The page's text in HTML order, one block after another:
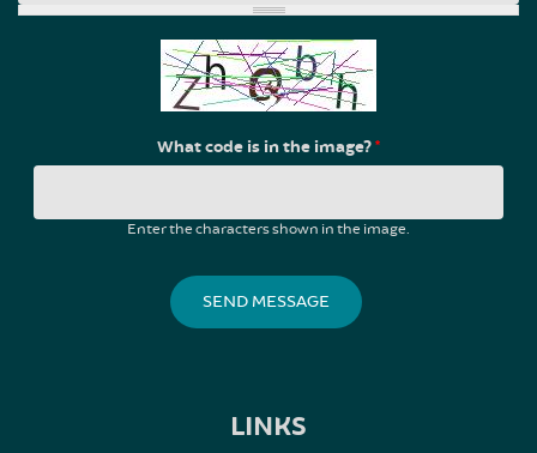
What code is in the image?*
Enter the characters shown in the image.
LINKS